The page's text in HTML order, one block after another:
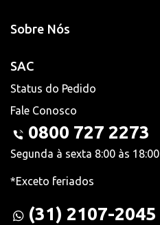
Sobre Nós
SAC
Status do Pedido
Fale Conosco
0800 727 2273
Segunda à sexta 8:00 às 18:00
*Exceto feriados
(31) 2107-2045